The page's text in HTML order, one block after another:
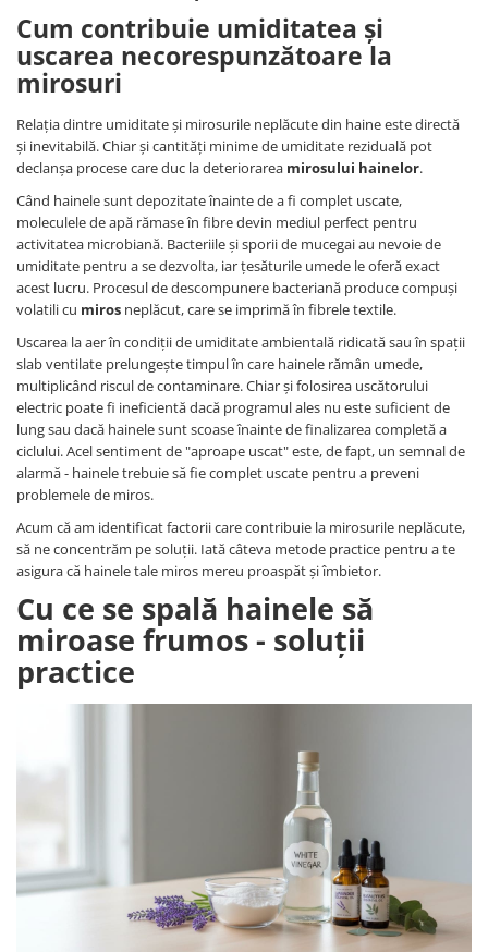
Cum contribuie umiditatea și
uscarea necorespunzătoare la
mirosuri
Relația dintre umiditate și mirosurile neplăcute din haine este directă
și inevitabilă. Chiar și cantități minime de umiditate reziduală pot
declanșa procese care duc la deteriorarea mirosului hainelor.
Când hainele sunt depozitate înainte de a fi complet uscate,
moleculele de apă rămase în fibre devin mediul perfect pentru
activitatea microbiană. Bacteriile și sporii de mucegai au nevoie de
umiditate pentru a se dezvolta, iar țesăturile umede le oferă exact
acest lucru. Procesul de descompunere bacteriană produce compuși
volatili cu miros neplăcut, care se imprimă în fibrele textile.
Uscarea la aer în condiții de umiditate ambientală ridicată sau în spații
slab ventilate prelungește timpul în care hainele rămân umede,
multiplicând riscul de contaminare. Chiar și folosirea uscătorului
electric poate fi ineficientă dacă programul ales nu este suficient de
lung sau dacă hainele sunt scoase înainte de finalizarea completă a
ciclului. Acel sentiment de "aproape uscat" este, de fapt, un semnal de
alarmă - hainele trebuie să fie complet uscate pentru a preveni
problemele de miros.
Acum că am identificat factorii care contribuie la mirosurile neplăcute,
să ne concentrăm pe soluții. Iată câteva metode practice pentru a te
asigura că hainele tale miros mereu proaspăt și îmbietor.
Cu ce se spală hainele să
miroase frumos - soluții
practice